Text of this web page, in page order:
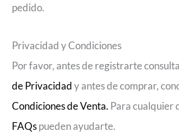
pedido.
Privacidad y Condiciones
Por favor, antes de registrarte
de Privacidady antes de comprar,
Condiciones de Venta. Para cualquier
FAQspueden ayudarte.